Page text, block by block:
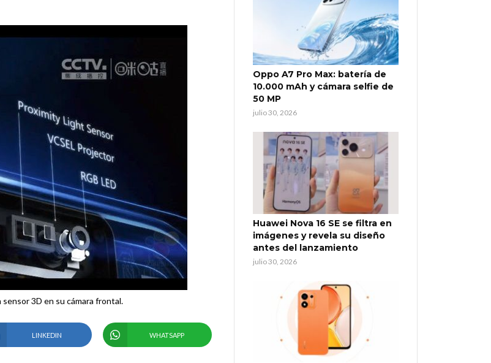
3D en su cámara frontal.
LINKEDIN WHATSAPP
Oppo A7 Pro Max: batería de
10.000 mAh y cámara selfie de
50 MP
julio 30, 2026
Huawei Nova 16 SE se filtra en
imágenes y revela su diseño
antes del lanzamiento
julio 30, 2026